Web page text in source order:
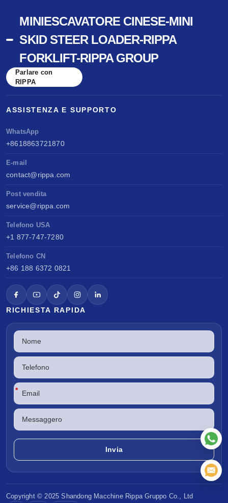
MINIESCAVATORE CINESE-MINI
SKID STEER LOADER-RIPPA
FORKLIFT-RIPPA GROUP
Parlare con
RIPPA
ASSISTENZA E SUPPORTO
WhatsApp
+8618863721870
E-mail
contact@rippa.com
Post vendita
service@rippa.com
Telefono USA
+1 877-747-7280
Telefono CN
+86 188 6372 0821
RICHIESTA RAPIDA
*
Copyright © 2025 Shandong Macchine RippaGruppo Co., Ltd